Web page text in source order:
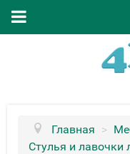
Главная >
Стулья и лавочки